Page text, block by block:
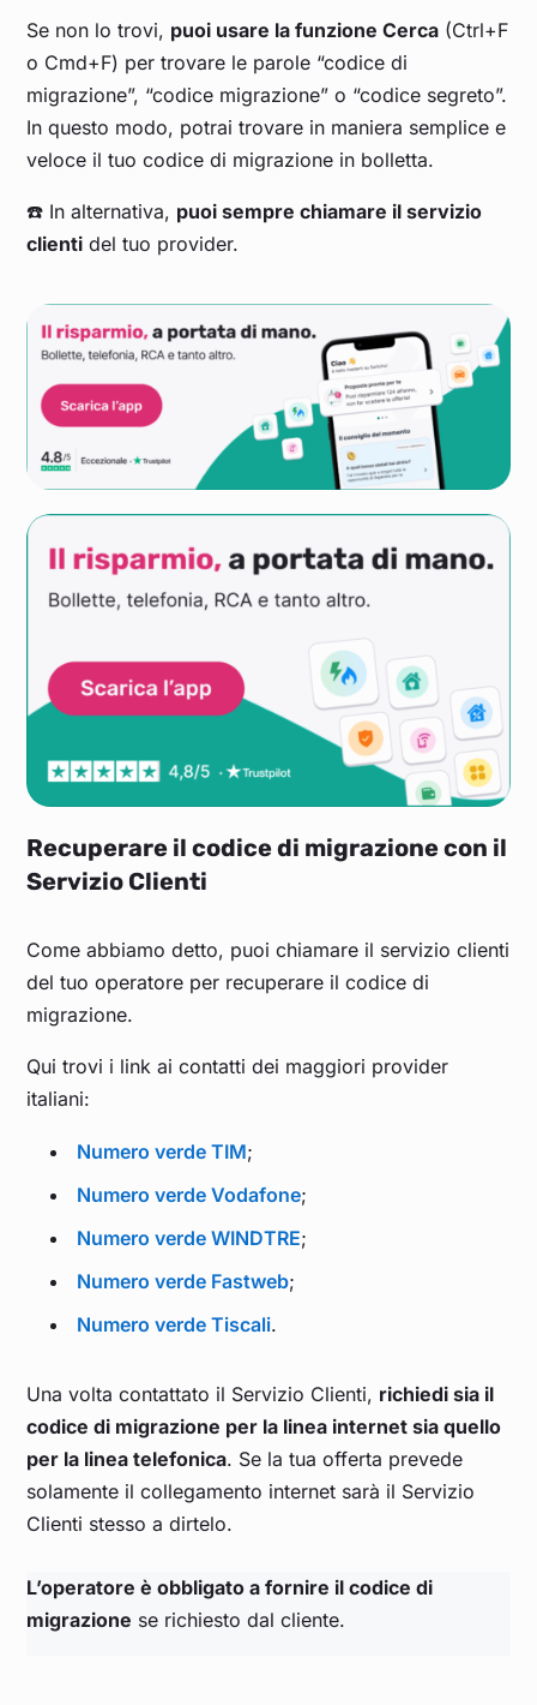
Se non lo trovi, puoi usare la funzione Cerca (Ctrl+F
o Cmd+F) per trovare le parole “codice di
migrazione”, “codice migrazione” o “codice segreto”.
In questo modo, potrai trovare in maniera semplice e
veloce il tuo codice di migrazione in bolletta.
☎️ In alternativa, puoi sempre chiamare il servizio
clienti del tuo provider.
Recuperare il codice di migrazione con il
Servizio Clienti
Come abbiamo detto, puoi chiamare il servizio clienti
del tuo operatore per recuperare il codice di
migrazione.
Qui trovi i link ai contatti dei maggiori provider
italiani:
Numero verde TIM;
Numero verde Vodafone;
Numero verde WINDTRE;
Numero verde Fastweb;
Numero verde Tiscali.
Una volta contattato il Servizio Clienti, richiedi sia il
codice di migrazione per la linea internet sia quello
per la linea telefonica. Se la tua offerta prevede
solamente il collegamento internet sarà il Servizio
Clienti stesso a dirtelo.
L’operatore è obbligato a fornire il codice di
migrazione se richiesto dal cliente.